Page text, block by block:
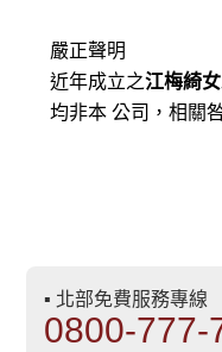
嚴正聲明
近年成立之江梅綺
均非本 公司，相關
▪ 北部免費服務專線
0800-777-